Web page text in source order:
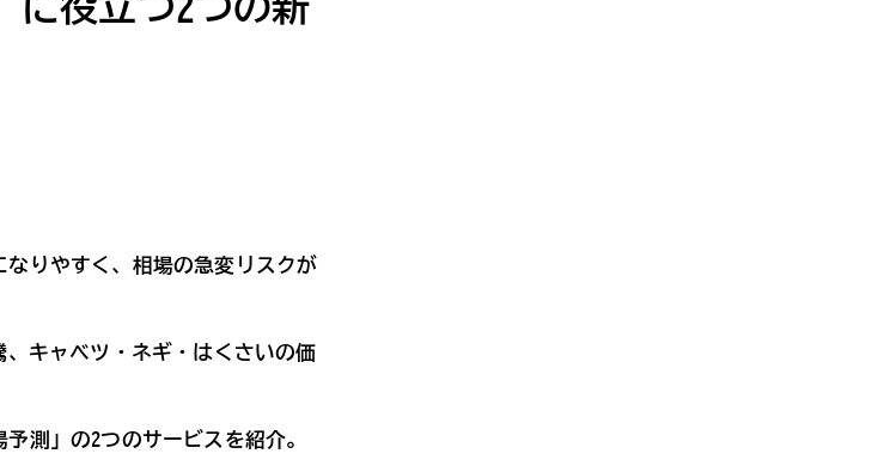
りやすく、相場の急変リスクが
キャベツ・ネギ・はくさいの価
測」の2つのサービスを紹介。